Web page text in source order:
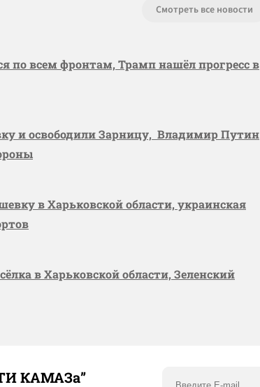
Смотреть все новости
по всем фронтам, Трамп нашёл прогресс в
и освободили Зарницу, Владимир Путин
в Харьковской области, украинская
в Харьковской области, Зеленский
КАМАЗа”